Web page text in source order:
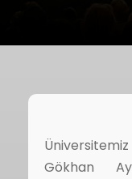
Gökhan